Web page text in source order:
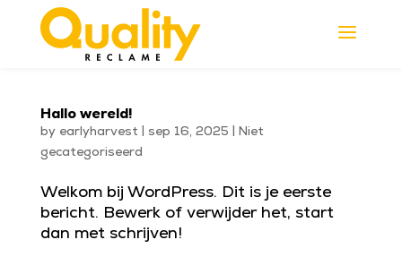
a
Hallo wereld!
by earlyharvest | sep 16, 2025 | Niet
gecategoriseerd
Welkom bij WordPress. Dit is je eerste
bericht. Bewerk of verwijder het, start
dan met schrijven!